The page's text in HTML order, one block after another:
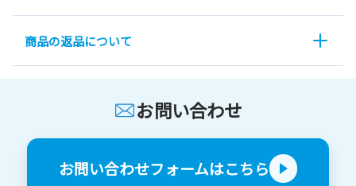
商品の返品について
お問い合わせ
お問い合わせフォームはこちら